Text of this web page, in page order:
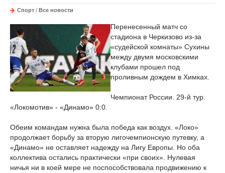
Спорт / Все новости
Перенесенный матч со
стадиона в Черкизово из-за
«судейской комнаты» Сухины
между двумя московскими
клубами прошел под
проливным дождем в Химках.
Чемпионат России. 29-й тур.
«Локомотив» - «Динамо» 0:0.
Обеим командам нужна была победа как воздух. «Локо»
продолжает борьбу за вторую лигочемпионскую путевку, а
«Динамо» не оставляет надежду на Лигу Европы. Но оба
коллектива остались практически «при своих». Нулевая
ничья ни в коей мере не поспособствовала продвижению к